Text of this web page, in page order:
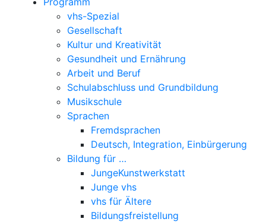
vhs-Spezial
Gesellschaft
Kultur und Kreativität
Gesundheit und Ernährung
Arbeit und Beruf
Schulabschluss und Grundbildung
Musikschule
Sprachen
Fremdsprachen
Deutsch, Integration, Einbürgerung
Bildung für …
JungeKunstwerkstatt
Junge vhs
vhs für Ältere
Bildungsfreistellung